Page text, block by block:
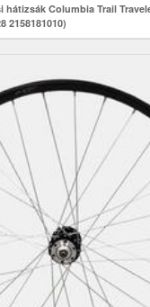
Columbia Trail
2158181010)